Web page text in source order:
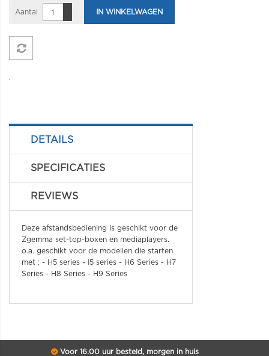
Aantal IN WINKELWAGEN
.
DETAILS
SPECIFICATIES
REVIEWS
Deze afstandsbediening is geschikt voor de
Zgemma set-top-boxen en mediaplayers.
o.a. geschikt voor de modellen die starten
met ; - H5 series - I5 series - H6 Series - H7
Series - H8 Series - H9 Series
Voor 16.00 uur besteld, morgen in huis